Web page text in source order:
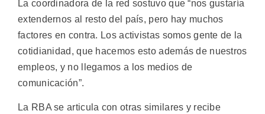
La coordinadora de la red sostuvo que “nos gustaría
extendernos al resto del país, pero hay muchos
factores en contra. Los activistas somos gente de la
cotidianidad, que hacemos esto además de nuestros
empleos, y no llegamos a los medios de
comunicación”.
La RBA se articula con otras similares y recibe